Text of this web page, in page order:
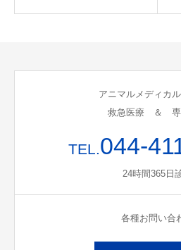
アニマルメディカ
救急医療 ＆ 専
TEL.044-
24時間365日
各種お問い合